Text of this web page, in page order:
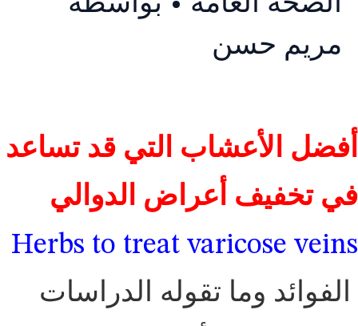
مريم حسن
أفضل الأعشاب التي قد تساعد
في تخفيف أعراض الدوالي
Herbs to treat varicose veins
الفوائد وما تقوله الدراسات